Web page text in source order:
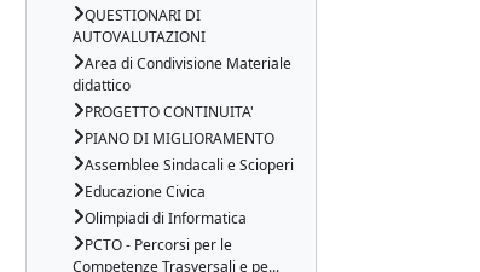
QUESTIONARI DI
AUTOVALUTAZIONI
Area di Condivisione Materiale
didattico
PROGETTO CONTINUITA'
PIANO DI MIGLIORAMENTO
Assemblee Sindacali e Scioperi
Educazione Civica
Olimpiadi di Informatica
PCTO - Percorsi per le
Competenze Trasversali e pe...